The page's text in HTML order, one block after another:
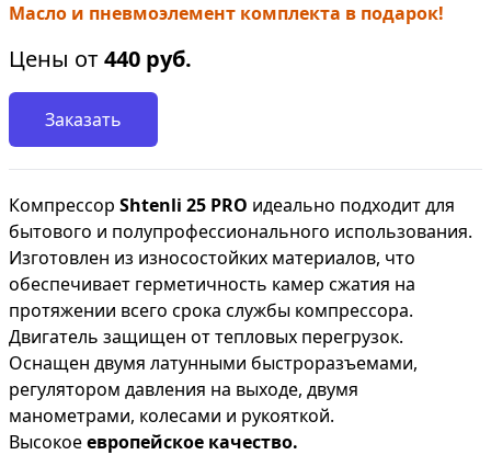
Масло и пневмоэлемент комплекта в подарок!
Цены от440 руб.
Заказать
Компрессор Shtenli 25 PRO идеально подходит для
бытового и полупрофессионального использования.
Изготовлен из износостойких материалов, что
обеспечивает герметичность камер сжатия на
протяжении всего срока службы компрессора.
Двигатель защищен от тепловых перегрузок.
Оснащен двумя латунными быстроразъемами,
регулятором давления на выходе, двумя
манометрами, колесами и рукояткой.
Высокоеевропейское качество.